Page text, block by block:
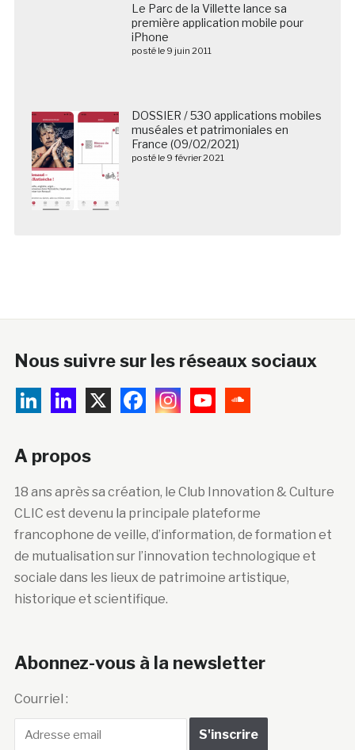
Le Parc de la Villette lance sa
première application mobile pour
iPhone
posté le 9 juin 2011
DOSSIER / 530 applications mobiles
muséales et patrimoniales en
France (09/02/2021)
posté le 9 février 2021
Nous suivre sur les réseaux sociaux
A propos
18 ans après sa création, le Club Innovation & Culture
CLIC est devenu la principale plateforme
francophone de veille, d’information, de formation et
de mutualisation sur l’innovation technologique et
sociale dans les lieux de patrimoine artistique,
historique et scientifique.
Abonnez-vous à la newsletter
Courriel :